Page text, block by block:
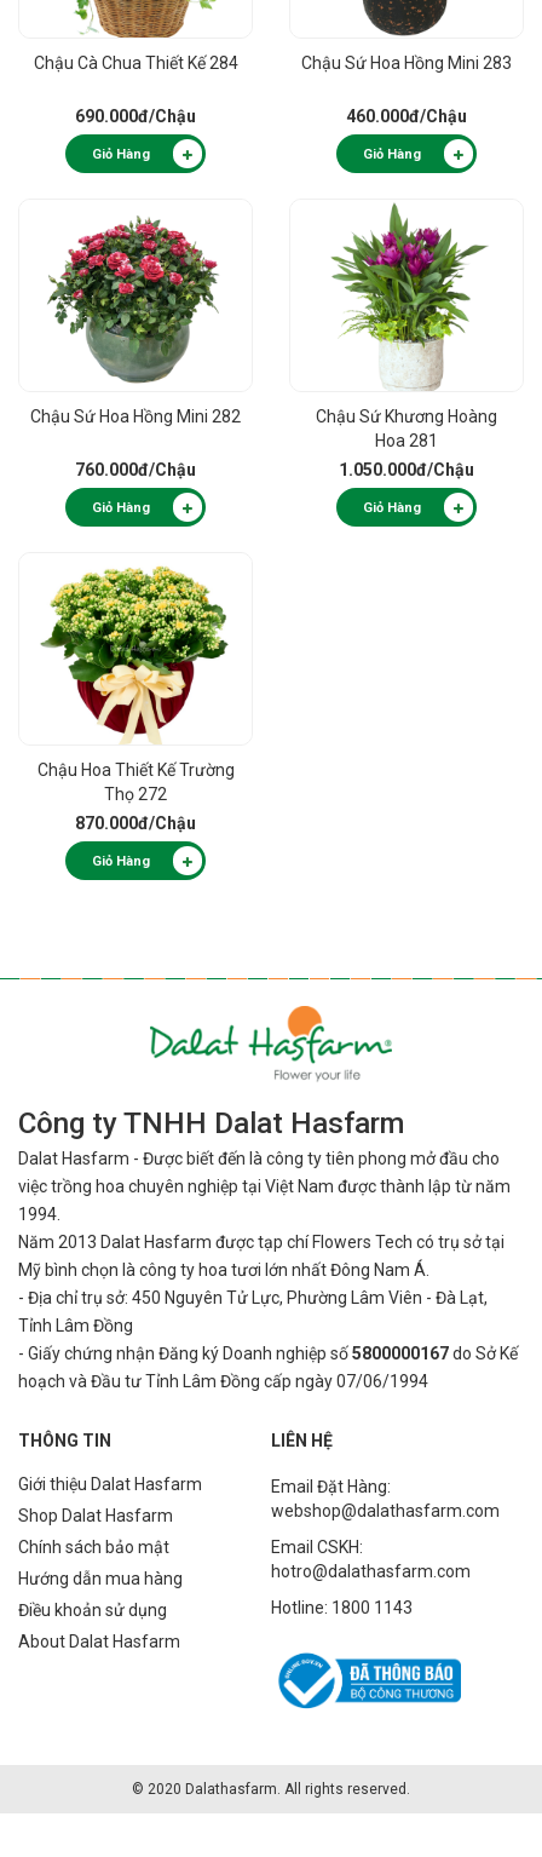
Chậu Cà Chua Thiết Kế 284
690.000đ/Chậu
Giỏ Hàng
Chậu Sứ Hoa Hồng Mini 283
460.000đ/Chậu
Giỏ Hàng
Chậu Sứ Hoa Hồng Mini 282
760.000đ/Chậu
Giỏ Hàng
Chậu Sứ Khương Hoàng
Hoa 281
1.050.000đ/Chậu
Giỏ Hàng
Chậu Hoa Thiết Kế Trường
Thọ 272
870.000đ/Chậu
Giỏ Hàng
Công ty TNHH Dalat Hasfarm
Dalat Hasfarm - Được biết đến là công ty tiên phong mở đầu cho
việctrồng hoa chuyên nghiệp tại Việt Nam được thành lập từ năm
1994.
Năm 2013 Dalat Hasfarm được tạp chí Flowers Tech có trụ sở tại
Mỹ bình chọn là công ty hoa tươi lớn nhất Đông Nam Á.
- Địa chỉ trụ sở: 450 Nguyên Tử Lực, Phường Lâm Viên - Đà Lạt,
Tỉnh Lâm Đồng
- Giấy chứng nhận Đăng ký Doanh nghiệp số5800000167do Sở Kế
hoạch và Đầu tư Tỉnh Lâm Đồng cấp ngày 07/06/1994
THÔNG TIN
Giới thiệu Dalat Hasfarm
Shop Dalat Hasfarm
Chính sách bảo mật
Hướng dẫn mua hàng
Điều khoản sử dụng
About Dalat Hasfarm
LIÊN HỆ
Email Đặt Hàng:
webshop@dalathasfarm.com
Email CSKH:
hotro@dalathasfarm.com
Hotline: 1800 1143
© 2020 Dalathasfarm. All rights reserved.